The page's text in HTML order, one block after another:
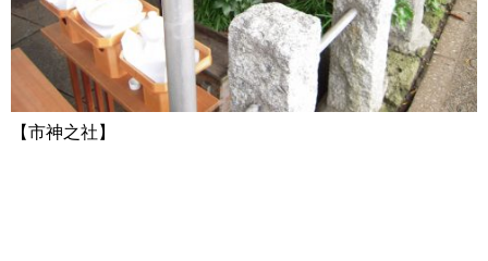
【市神之社】